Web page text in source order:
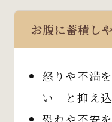
お腹に蓄積し
怒りや不満
い」と抑え
恐れや不安